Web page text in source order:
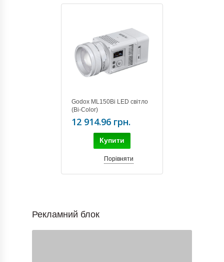
Godox ML150Bi LED світло
(Bi-Color)
12 914.96 грн.
Купити
Порівняти
Рекламний блок